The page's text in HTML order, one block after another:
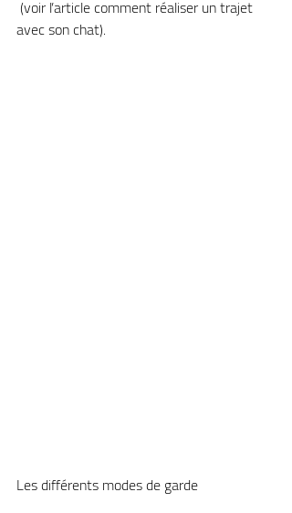
avec son chat).
Les différents modes de garde